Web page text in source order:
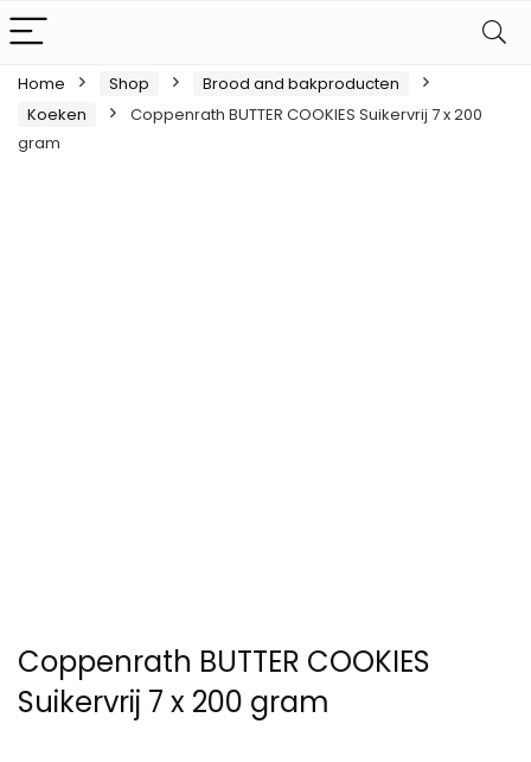
Home Shop
Brood and bakproducten
Koeken
Coppenrath BUTTER COOKIES Suikervrij 7 x 200
gram
Coppenrath BUTTER COOKIES
Suikervrij 7 x 200 gram